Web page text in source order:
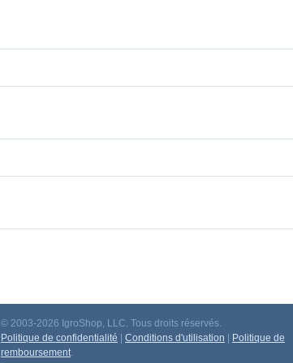
© 2003-2026 IgroShop, LLC. Tous droits réservés.
Politique de confidentialité
Conditions d'utilisation
Politique de
remboursement.